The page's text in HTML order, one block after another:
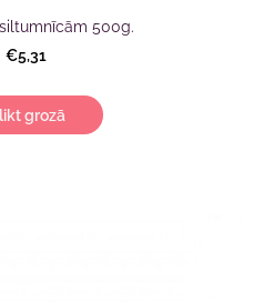
500g.
€5,31
grozā